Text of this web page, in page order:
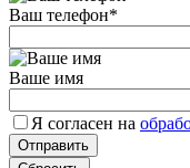
Ваш телефон*
Ваше имя
Я согласен на